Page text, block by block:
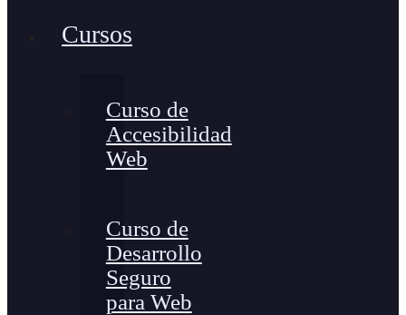
Cursos
Curso de
Accesibilidad
Web
Curso de
Desarrollo
Seguro
para Web